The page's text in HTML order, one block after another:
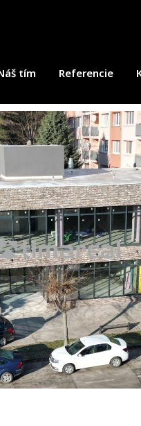
tím Referencie